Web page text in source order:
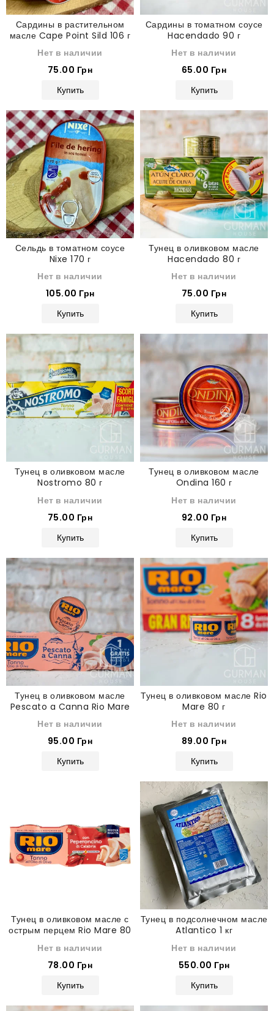
Сардины в растительном
масле Cape Point Sild 106 г
Нет в наличии
75.00 Грн
Купить
Сардины в томатном соусе
Hacendado 90 г
Нет в наличии
65.00 Грн
Купить
Сельдь в томатном соусе
Nixe 170 г
Нет в наличии
105.00 Грн
Купить
Тунец в оливковом масле
Hacendado 80 г
Нет в наличии
75.00 Грн
Купить
Тунец в оливковом масле
Nostromo 80 г
Нет в наличии
75.00 Грн
Купить
Тунец в оливковом масле
Ondina 160 г
Нет в наличии
92.00 Грн
Купить
Тунец в оливковом масле
Pescato a Canna Rio Mare
Нет в наличии
95.00 Грн
Купить
Тунец в оливковом масле Rio
Mare 80 г
Нет в наличии
89.00 Грн
Купить
Тунец в оливковом масле с
острым перцем Rio Mare 80
Нет в наличии
78.00 Грн
Купить
Тунец в подсолнечном масле
Atlantico 1 кг
Нет в наличии
550.00 Грн
Купить